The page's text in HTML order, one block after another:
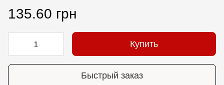
135.60 грн
Купить
Быстрый заказ